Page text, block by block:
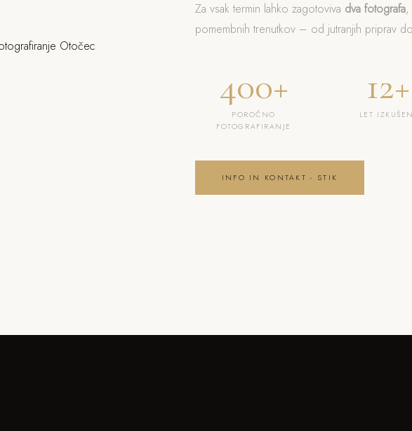
Za vsak termin lahko zagotoviva dva fotografa,
pomembnih trenutkov – od jutranjih priprav
400+
POROČNO
FOTOGRAFIRANJE
12+
LET
INFO IN KONTAKT - STIK